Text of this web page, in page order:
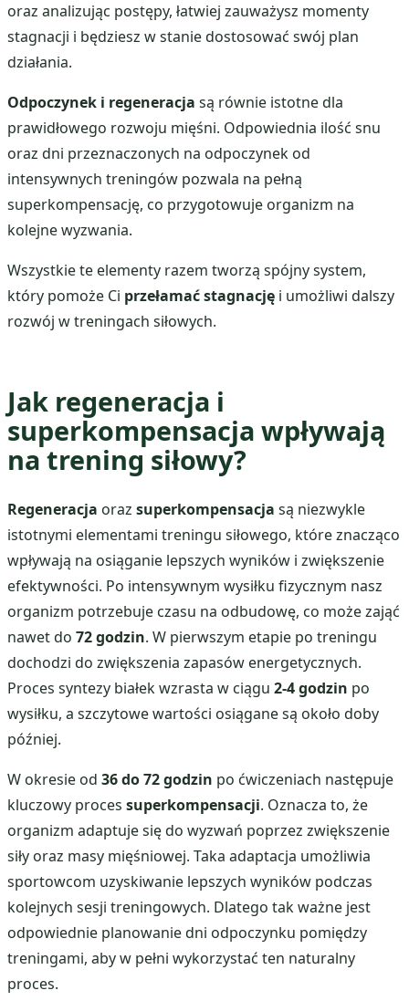
oraz analizując postępy, łatwiej zauważysz momenty
stagnacji i będziesz w stanie dostosować swój plan
działania.
Odpoczynek i regeneracja są równie istotne dla
prawidłowego rozwoju mięśni. Odpowiednia ilość snu
oraz dni przeznaczonych na odpoczynek od
intensywnych treningów pozwala na pełną
superkompensację, co przygotowuje organizm na
kolejne wyzwania.
Wszystkie te elementy razem tworzą spójny system,
który pomoże Ci przełamać stagnację i umożliwi dalszy
rozwój w treningach siłowych.
Jak regeneracja i
superkompensacja wpływają
na trening siłowy?
Regeneracja oraz superkompensacja są niezwykle
istotnymi elementami treningu siłowego, które znacząco
wpływają na osiąganie lepszych wyników i zwiększenie
efektywności. Po intensywnym wysiłku fizycznym nasz
organizm potrzebuje czasu na odbudowę, co może zająć
nawet do 72 godzin. W pierwszym etapie po treningu
dochodzi do zwiększenia zapasów energetycznych.
Proces syntezy białek wzrasta w ciągu 2-4 godzin po
wysiłku, a szczytowe wartości osiągane są około doby
później.
W okresie od 36 do 72 godzin po ćwiczeniach następuje
kluczowy proces superkompensacji. Oznacza to, że
organizm adaptuje się do wyzwań poprzez zwiększenie
siły oraz masy mięśniowej. Taka adaptacja umożliwia
sportowcom uzyskiwanie lepszych wyników podczas
kolejnych sesji treningowych. Dlatego tak ważne jest
odpowiednie planowanie dni odpoczynku pomiędzy
treningami, aby w pełni wykorzystać ten naturalny
proces.